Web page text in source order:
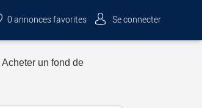
0 annonces favorites Se connecter
Acheter un fond de